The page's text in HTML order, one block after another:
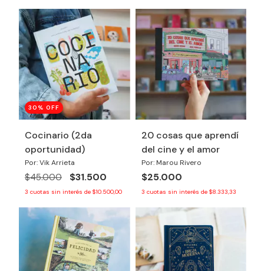
30 % OFF
Cocinario (2da
oportunidad)
Por: Vik Arrieta
$45.000 $31.500
3 cuotas sin interés de $10.500,00
20 cosas que aprendí
del cine y el amor
Por: Marou Rivero
$25.000
3 cuotas sin interés de $8.333,33